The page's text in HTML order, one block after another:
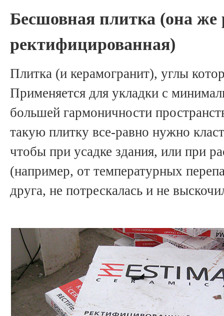
Бесшовная плитка (она же
ректифицированная)
Плитка (и керамогранит), углы
Применяется для укладки с
большей гармоничности
такую плитку все-равно нужно
чтобы при усадке здания, или при
(например, от температурных
друга, не потрескалась и не